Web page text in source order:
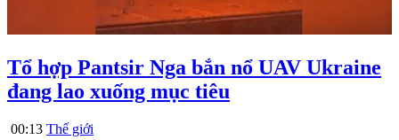
Tổ hợp Pantsir Nga bắn nổ UAV Ukraine
đang lao xuống mục tiêu
00:13 Thế giới